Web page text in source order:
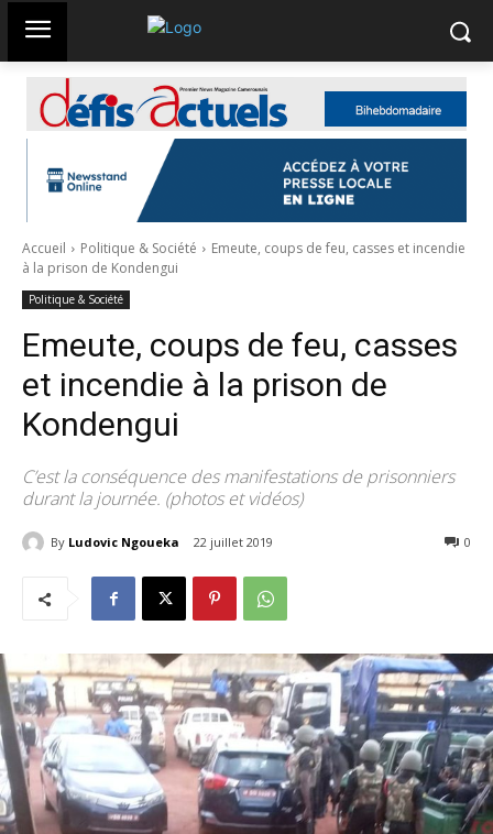
Accueil Politique & Société
Emeute, coups de feu, casses et incendie
à la prison de Kondengui
Politique & Société
Emeute, coups de feu, casses
et incendie à la prison de
Kondengui
C’est la conséquence des manifestations de prisonniers
durant la journée. (photos et vidéos)
By Ludovic Ngoueka 22 juillet 2019 0